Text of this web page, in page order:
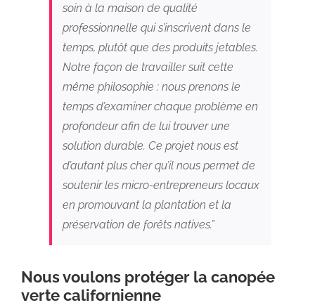
soin à la maison de qualité
professionnelle qui s’inscrivent dans le
temps, plutôt que des produits jetables.
Notre façon de travailler suit cette
même philosophie : nous prenons le
temps d’examiner chaque problème en
profondeur afin de lui trouver une
solution durable. Ce projet nous est
d’autant plus cher qu’il nous permet de
soutenir les micro-entrepreneurs locaux
en promouvant la plantation et la
préservation de forêts natives.”
Nous voulons protéger la canopée
verte californienne